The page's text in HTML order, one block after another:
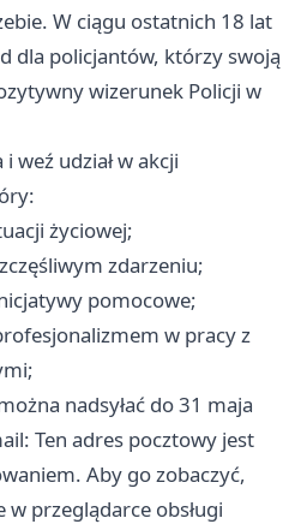
W ciągu ostatnich 18 lat
dla policjantów, którzy swoją
wizerunek Policji w
weź udział w akcji
życiowej;
zdarzeniu;
pomocowe;
w pracy z
nadsyłać do 31 maja
Ten adres pocztowy jest
Aby go zobaczyć,
w przeglądarce obsługi